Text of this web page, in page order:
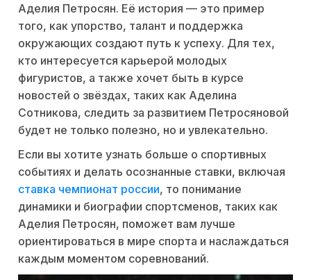
Аделия Петросян. Её история — это пример
того, как упорство, талант и поддержка
окружающих создают путь к успеху. Для тех,
кто интересуется карьерой молодых
фигуристов, а также хочет быть в курсе
новостей о звёздах, таких как Аделина
Сотникова, следить за развитием Петросяновой
будет не только полезно, но и увлекательно.
Если вы хотите узнать больше о спортивных
событиях и делать осознанные ставки, включая
ставка чемпионат россии, то понимание
динамики и биографии спортсменов, таких как
Аделия Петросян, поможет вам лучше
ориентироваться в мире спорта и наслаждаться
каждым моментом соревнований.